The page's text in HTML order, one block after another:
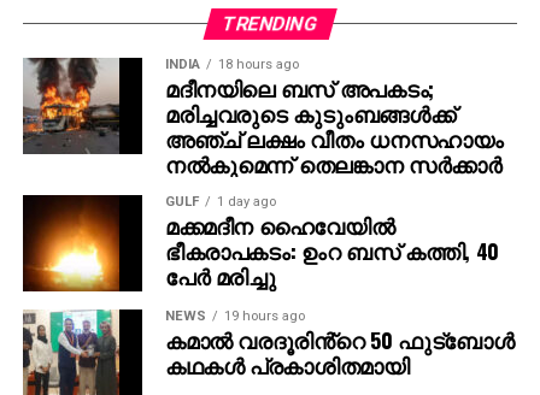
ട്രെന്‍ഡിങ് പട്ടികയില്‍ മുന്നിലാണ്. 130ണ്മ100 അടി
വലുപ്പത്തിലുള്ള പ്രത്യേക സ്‌ക്രീനില്‍ പ്രേക്ഷകര്‍ക്ക്
മുന്നില്‍ ട്രെയിലര്‍ പ്രദര്‍ശിപ്പിച്ചു.
ട്രെയിലര്‍ സി.ഇ. 512-ലെ വാരണാസിയുടെ
ദൃശ്യങ്ങളോടെ തുടങ്ങുന്നു. തുടര്‍ന്ന് 2027ല്‍
ഭൂമിയിലേക്ക് വരുന്നു എന്നു കാണിക്കുന്ന ‘ശാംഭവി’ എന്ന
ഛിന്നഗ്രഹം, അന്റാര്‍ട്ടിക്കയിലെ റോസ് ഐസ്
ഷെല്‍ഫ്, ആഫ്രിക്കയിലെ അംബോസെലി വനം,
ബി.സി.ഇ 7200-ലെ ലങ്കാനഗരം, വാരണാസിയിലെ
മണികര്‍ണികാ ഘട്ട് തുടങ്ങിയ ഭീമാകാര
ദൃശ്യവിശേഷങ്ങള്‍ അതിശയത്തോടെ
അവതരിപ്പിക്കുന്നു.
TRENDING
INDIA 18 hours ago
മദീനയിലെ ബസ് അപകടം;
മരിച്ചവരുടെ കുടുംബങ്ങള്‍ക്ക്
അഞ്ച് ലക്ഷം വീതം ധനസഹായം
നല്‍കുമെന്ന് തെലങ്കാന സര്‍ക്കാര്‍
GULF 1 day ago
മക്കമദീന ഹൈവേയില്‍
ഭീകരാപകടം: ഉംറ ബസ് കത്തി, 40
പേര്‍ മരിച്ചു
NEWS 19 hours ago
കമാൽ വരദൂരിൻ്റെ 50 ഫുട്ബോൾ
കഥകൾ പ്രകാശിതമായി